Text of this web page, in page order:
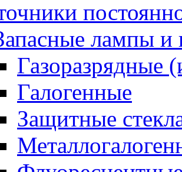
лампы и
Газоразрядные
Галогенные
Защитные